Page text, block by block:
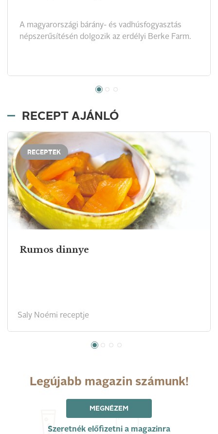
A magyarországi bárány- és vadhúsfogyasztás
népszerűsítésén dolgozik az erdélyi Berke Farm.
RECEPT AJÁNLÓ
RECEPTEK
Rumos dinnye
Saly Noémi receptje
Legújabb magazin számunk!
MEGNÉZEM
Szeretnék előfizetni a magazinra